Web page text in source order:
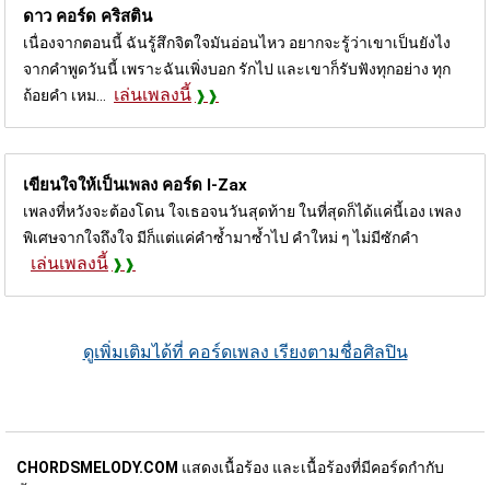
ดาว คอร์ด คริสติน
เนื่องจากตอนนี้ ฉันรู้สึกจิตใจมันอ่อนไหว อยากจะรู้ว่าเขาเป็นยังไง
จากคำพูดวันนี้ เพราะฉันเพิ่งบอก รักไป และเขาก็รับฟังทุกอย่าง ทุก
ถ้อยคำ เหม...
เล่นเพลงนี้
เขียนใจให้เป็นเพลง คอร์ด I-Zax
เพลงที่หวังจะต้องโดน ใจเธอจนวันสุดท้าย ในที่สุดก็ได้แค่นี้เอง เพลง
พิเศษจากใจถึงใจ มีก็แต่แค่คำซ้ำมาซ้ำไป คำใหม่ ๆ ไม่มีซักคำ
เล่นเพลงนี้
ดูเพิ่มเติมได้ที่ คอร์ดเพลง เรียงตามชื่อศิลปิน
CHORDSMELODY.COM แสดงเนื้อร้อง และเนื้อร้องที่มีคอร์ดกำกับ